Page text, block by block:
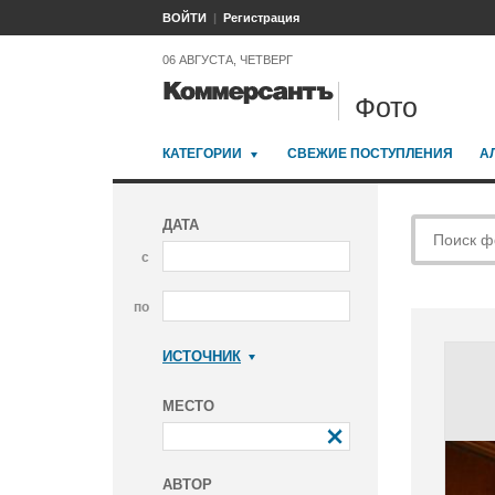
ВОЙТИ Регистрация
06 АВГУСТА, ЧЕТВЕРГ
Фото
КАТЕГОРИИ СВЕЖИЕ ПОСТУПЛЕНИЯ
ДАТА
с
по
ИСТОЧНИК
МЕСТО
АВТОР